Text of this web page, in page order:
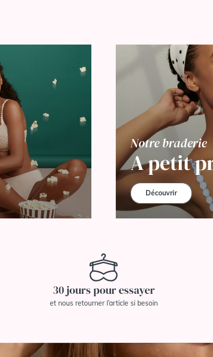
Notre braderie
A petit
Découvrir
30 jours pour essayer
et nous retourner l’article si besoin